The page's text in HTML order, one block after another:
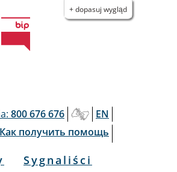
+ dopasuj wygląd
800 676 676
EN
Как получить помощь
Sygnaliści